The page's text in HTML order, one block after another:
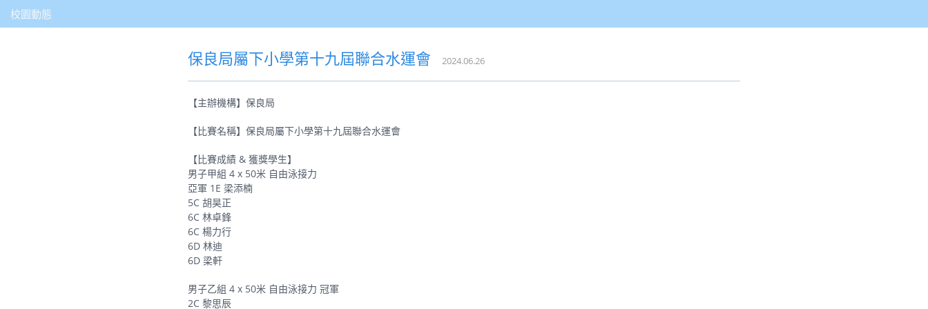
校園動態
保良局屬下小學第十九屆聯合水運會 2024.06.26
【主辦機構】保良局
【比賽名稱】保良局屬下小學第十九屆聯合水運會
【比賽成績 & 獲獎學生】
男子甲組 4 x 50米 自由泳接力
亞軍 1E 梁添楠
5C 胡昊正
6C 林卓鋒
6C 楊力行
6D 林迪
6D 梁軒
男子乙組 4 x 50米 自由泳接力 冠軍
2C 黎思辰